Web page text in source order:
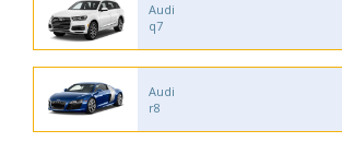
Audi
q7
Audi
r8